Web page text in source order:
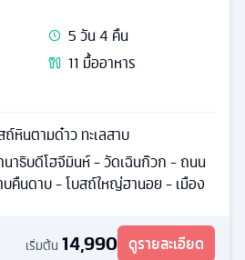
5วัน4 คืน
11 มื้ออาหาร
หินตามด๋าว ทะเลสาบ
นาธิบดีโฮจีมินห์ - วัดเฉินก๊วก - ถนน
บคืนดาบ - โบสถ์ใหญ่ฮานอย - เมือง
เริ่มต้น 14,990 ดูรายละเอียด